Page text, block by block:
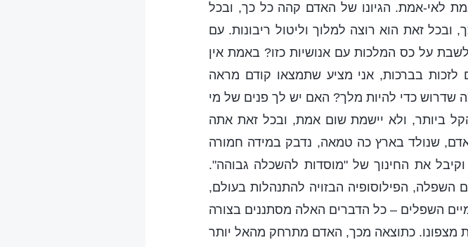
לאי-אמת. הגיונו של האדם קהה כל כך, ובכל
ובכל זאת הוא רוצה למלוך וליטול ריבונות. עם
לשבת על כס המלכות עם אנושיות כזו? באמת אין
לזכות בברכות, אני מציע שתמצאו קודם מראה
כדי להיות מלך? האם יש לך פנים של מי
הקל ביותר, ולא יישמת שום אמת, ובכל זאת אתה
שנולד בארץ כה טמאה, נדבק במידה חמורה
את החינוך של "מוסדות להשכלה גבוהה".
הפילוסופיה הבזויה להתנהלות בעולם,
השפלים – כל הדברים האלה מסתננים בצורה
מצפונו. כתוצאה מכך, האדם מתרחק מהאל יותר